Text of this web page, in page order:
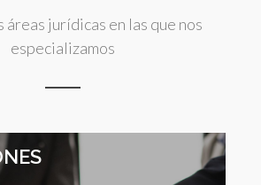
áreas jurídicas en las que nos
especializamos